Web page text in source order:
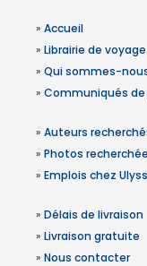
» Accueil
» Librairie de
» Qui sommes-
» Communiqués de
» Auteurs
» Photos
» Emplois chez
» Délais de livraison
» Livraison gratuite
» Nous contacter